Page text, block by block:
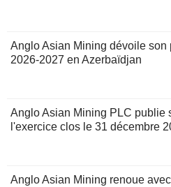
Anglo Asian Mining dévoile son
2026-2027 en Azerbaïdjan
Anglo Asian Mining PLC publie
l'exercice clos le 31 décembre
Anglo Asian Mining renoue